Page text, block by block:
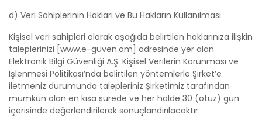
d) Veri Sahiplerinin Hakları ve Bu Hakların Kullanılması
Kişisel veri sahipleri olarak aşağıda belirtilen haklarınıza ilişkin
taleplerinizi [www.e-guven.om] adresinde yer alan
Elektronik Bilgi Güvenliği A.Ş. Kişisel Verilerin Korunması ve
İşlenmesi Politikası’nda belirtilen yöntemlerle Şirket’e
iletmeniz durumunda talepleriniz Şirketimiz tarafından
mümkün olan en kısa sürede ve her halde 30 (otuz) gün
içerisinde değerlendirilerek sonuçlandırılacaktır.